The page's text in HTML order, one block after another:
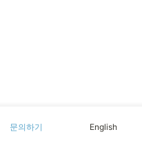
문의하기 English